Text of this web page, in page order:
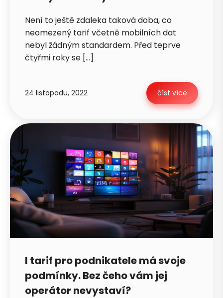
Není to ještě zdaleka taková doba, co
neomezený tarif včetně mobilních dat
nebyl žádným standardem. Před teprve
čtyřmi roky se […]
24 listopadu, 2022 číst více
I tarif pro podnikatele má svoje
podmínky. Bez čeho vám jej
operátor nevystaví?